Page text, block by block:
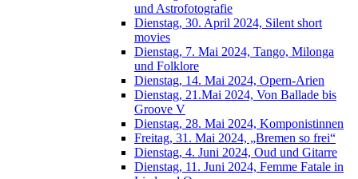
und Astrofotografie
Dienstag, 30. April 2024, Silent short
movies
Dienstag, 7. Mai 2024, Tango, Milonga
und Folklore
Dienstag, 14. Mai 2024, Opern-Arien
Dienstag, 21.Mai 2024, Von Ballade bis
Groove V
Dienstag, 28. Mai 2024, Komponistinnen
Freitag, 31. Mai 2024, „Bremen so frei“
Dienstag, 4. Juni 2024, Oud und Gitarre
Dienstag, 11. Juni 2024, Femme Fatale in